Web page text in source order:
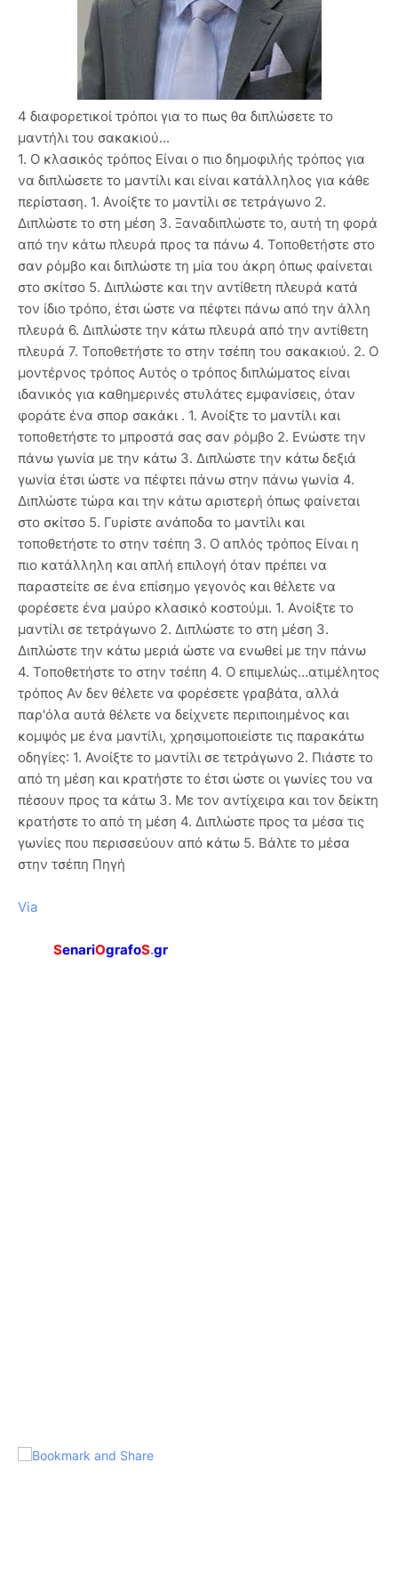
4 διαφορετικοί τρόποι για το πως θα διπλώσετε το
μαντήλι του σακακιού...
1. Ο κλασικός τρόπος Είναι ο πιο δημοφιλής τρόπος για
να διπλώσετε το μαντίλι και είναι κατάλληλος για κάθε
περίσταση. 1. Ανοίξτε το μαντίλι σε τετράγωνο 2.
Διπλώστε το στη μέση 3. Ξαναδιπλώστε το, αυτή τη φορά
από την κάτω πλευρά προς τα πάνω 4. Τοποθετήστε στο
σαν ρόμβο και διπλώστε τη μία του άκρη όπως φαίνεται
στο σκίτσο 5. Διπλώστε και την αντίθετη πλευρά κατά
τον ίδιο τρόπο, έτσι ώστε να πέφτει πάνω από την άλλη
πλευρά 6. Διπλώστε την κάτω πλευρά από την αντίθετη
πλευρά 7. Τοποθετήστε το στην τσέπη του σακακιού. 2. Ο
μοντέρνος τρόπος Αυτός ο τρόπος διπλώματος είναι
ιδανικός για καθημερινές στυλάτες εμφανίσεις, όταν
φοράτε ένα σπορ σακάκι . 1. Ανοίξτε το μαντίλι και
τοποθετήστε το μπροστά σας σαν ρόμβο 2. Ενώστε την
πάνω γωνία με την κάτω 3. Διπλώστε την κάτω δεξιά
γωνία έτσι ώστε να πέφτει πάνω στην πάνω γωνία 4.
Διπλώστε τώρα και την κάτω αριστερή όπως φαίνεται
στο σκίτσο 5. Γυρίστε ανάποδα το μαντίλι και
τοποθετήστε το στην τσέπη 3. Ο απλός τρόπος Είναι η
πιο κατάλληλη και απλή επιλογή όταν πρέπει να
παραστείτε σε ένα επίσημο γεγονός και θέλετε να
φορέσετε ένα μαύρο κλασικό κοστούμι. 1. Ανοίξτε το
μαντίλι σε τετράγωνο 2. Διπλώστε το στη μέση 3.
Διπλώστε την κάτω μεριά ώστε να ενωθεί με την πάνω
4. Τοποθετήστε το στην τσέπη 4. Ο επιμελώς…ατιμέλητος
τρόπος Αν δεν θέλετε να φορέσετε γραβάτα, αλλά
παρ'όλα αυτά θέλετε να δείχνετε περιποιημένος και
κομψός με ένα μαντίλι, χρησιμοποιείστε τις παρακάτω
οδηγίες: 1. Ανοίξτε το μαντίλι σε τετράγωνο 2. Πιάστε το
από τη μέση και κρατήστε το έτσι ώστε οι γωνίες του να
πέσουν προς τα κάτω 3. Με τον αντίχειρα και τον δείκτη
κρατήστε το από τη μέση 4. Διπλώστε προς τα μέσα τις
γωνίες που περισσεύουν από κάτω 5. Βάλτε το μέσα
στην τσέπη Πηγή
Via
SenariOgrafoS.gr